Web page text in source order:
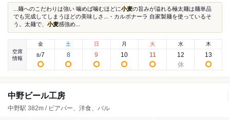
...麺へのこだわりは強い 噛めば噛むほどに小麦の旨みが溢れる極太麺は麺単品
でも完成してしまうほどの美味しさ...・カルボナーラ 自家製麺を使っているそ
う。太麺で、 小麦感強め...
空席
情報
金
8/7
土
8
日
9
月
10
火
11
水
12
木
13
中野ビール工房
中野駅 382m / ビアバー、洋食、バル